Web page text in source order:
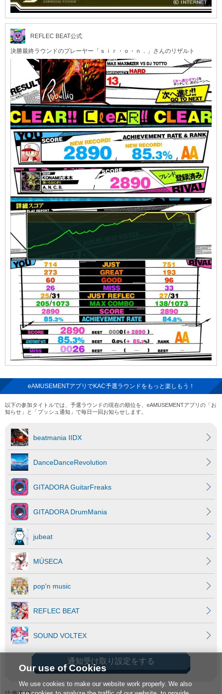
REFLEC BEAT公式
決勝最終ラウンドのプレーヤー「ｓｉｒ・ｏ・ｎ．」さんのリザルト
eAMUSEMENTアプリでKAC予選ラウンドをもっと楽しもう！
以下の参加タイトルでは、予選ラウンドの現在の順位を、eAMUSEMENTアプリの「お
知らせ」と「プッシュ通知」で毎日一回お知らせします。
beatmania IIDX
DanceDanceRevolution
GITADORA GuitarFreaks
GITADORA DrumMania
jubeat
MÚSECA
pop'n music
REFLEC BEAT
SOUND VOLTEX
通知受け取り設定をする
Our use of Cookies
We use cookies to make our website work properly. We also